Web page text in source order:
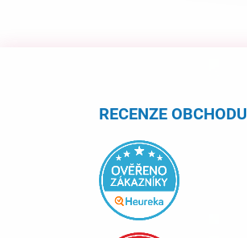
RECENZE OBCHODU